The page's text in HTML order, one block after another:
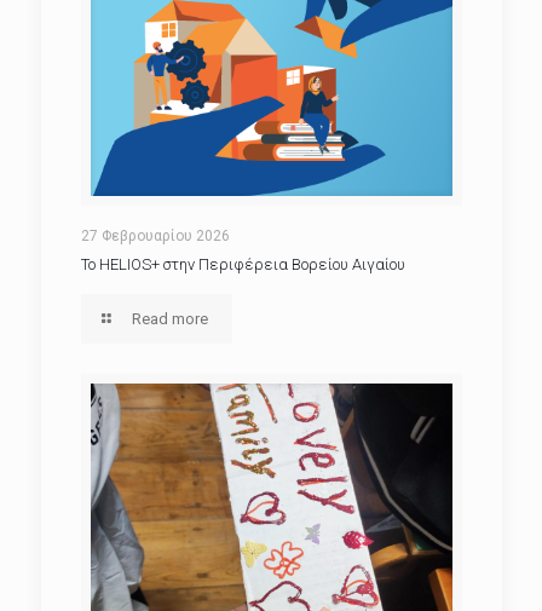
27 Φεβρουαρίου 2026
Το HELIOS+ στην Περιφέρεια Βορείου Αιγαίου
Read more